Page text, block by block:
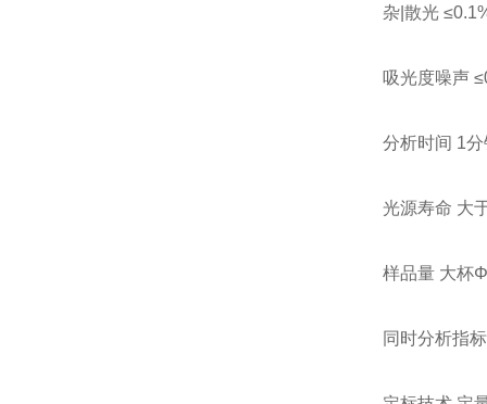
杂|散光
吸光度噪声
分析时间 1
光源寿命 大
样品量 大杯
同时分析指